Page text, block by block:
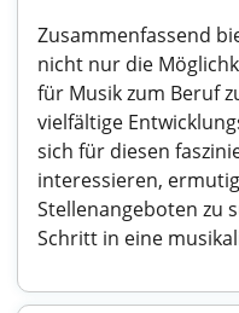
Zusammenfassend
nicht nur die
für Musik zum Beruf
vielfältige
sich für diesen
interessieren,
Stellenangeboten zu
Schritt in eine